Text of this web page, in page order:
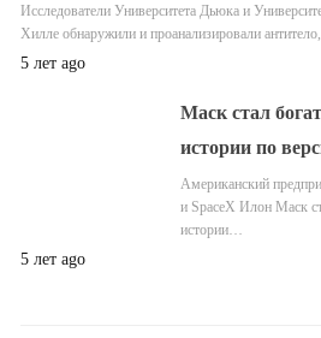
Исследователи Университета Дьюка и
Хилле обнаружили и проанализировали
5 лет ago
Маск стал
истории по
Американский
и SpaceX Илон Маск
истории…
5 лет ago